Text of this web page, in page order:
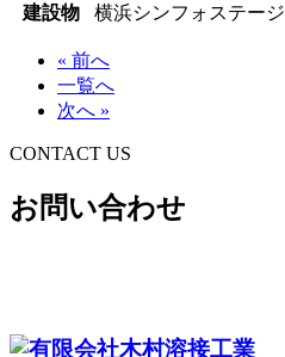
建設物
横浜シンフォステージ
« 前へ
一覧へ
次へ »
CONTACT US
お問い合わせ